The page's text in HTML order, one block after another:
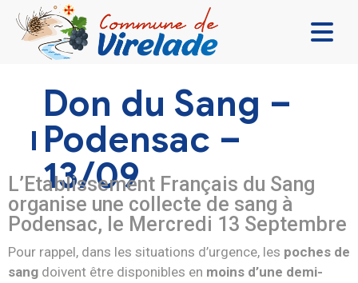
VIVRE ENSEMBLE
SE DIVERTIR
DÉCOUVRIR
CONTACT
Don du Sang –
Podensac –
13/09
L’ Etablissement Français du Sang
organise une collecte de sang à
Podensac, le Mercredi 13 Septembre
Pour rappel, dans les situations d’urgence, les poches de
sang doivent être disponibles en moins d’une demi-